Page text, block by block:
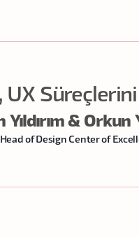
UX
& Orkun
of Design Center of